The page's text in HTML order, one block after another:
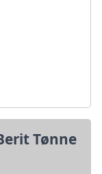
Tønne